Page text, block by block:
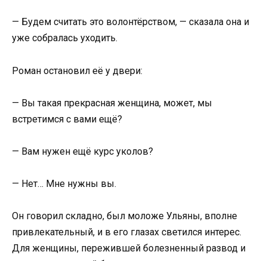
— Будем считать это волонтёрством, — сказала она и
уже собралась уходить.
Роман остановил её у двери:
— Вы такая прекрасная женщина, может, мы
встретимся с вами ещё?
— Вам нужен ещё курс уколов?
— Нет… Мне нужны вы.
Он говорил складно, был моложе Ульяны, вполне
привлекательный, и в его глазах светился интерес.
Для женщины, пережившей болезненный развод и